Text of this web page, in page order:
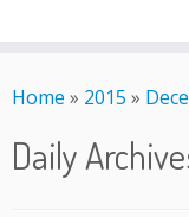
toHome » 2015 »
Daily